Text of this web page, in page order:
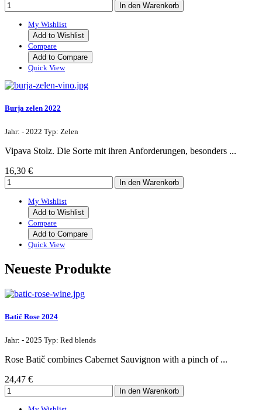
My Wishlist
Add to Wishlist
Compare
Add to Compare
Quick View
Burja zelen 2022
Jahr: - 2022 Typ: Zelen
Vipava Stolz. Die Sorte mit ihren Anforderungen, besonders ...
16,30 €
My Wishlist
Add to Wishlist
Compare
Add to Compare
Quick View
Neueste Produkte
Batič Rose 2024
Jahr: - 2025 Typ: Red blends
Rose Batič combines Cabernet Sauvignon with a pinch of ...
24,47 €